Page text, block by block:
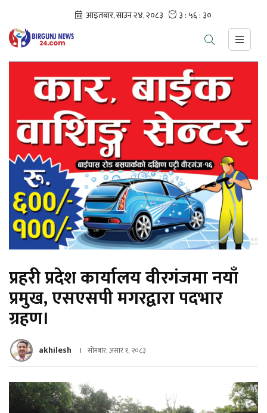
प्रहरी प्रदेश कार्यालय वीरगंजमा नयाँ
प्रमुख, एसएसपी मगरद्वारा पदभार
ग्रहण।
akhilesh सोमबार, असार १, २०८३